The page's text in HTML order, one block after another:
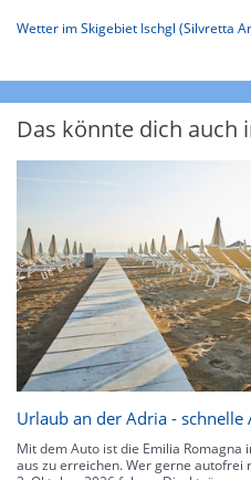
Wetter im Skigebiet Ischgl (Silvretta
Das könnte dich auch
Urlaub an der Adria -
Mit dem Auto ist die Emilia Romagna
aus zu erreichen. Wer gerne autofrei